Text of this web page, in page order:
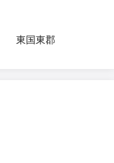
東国東郡